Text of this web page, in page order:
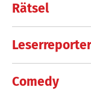
Rätsel
Leserreporter
Comedy